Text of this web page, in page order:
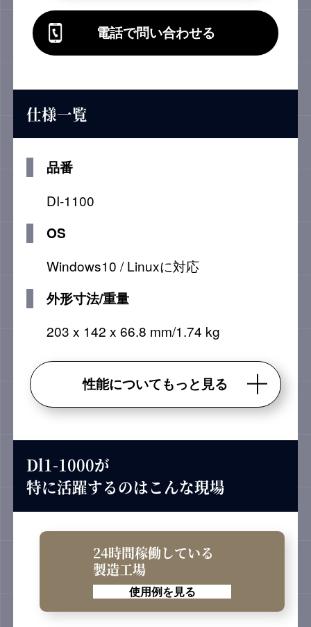
電話で問い合わせる
仕様一覧
品番
DI-1100
OS
Windows10 / Linuxに対応
外形寸法/重量
203 x 142 x 66.8 mm/1.74 kg
性能についてもっと見る
Dl1-1000が
特に活躍するのはこんな現場
24時間稼働している
製造工場
使用例を見る